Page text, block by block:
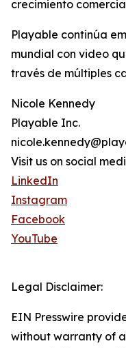
crecimiento
Playable continúa
mundial con video
través de múltiples
Nicole Kennedy
Playable Inc.
Visit us on social
LinkedIn
Instagram
Facebook
YouTube
Legal Disclaimer:
EIN Presswire
without warranty of